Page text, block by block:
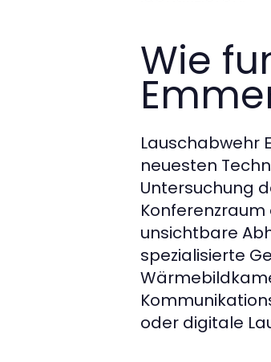
Wie
Lauschabwehr
neuesten
Untersuchung
unsichtbare
spezialisierte
oder digitale